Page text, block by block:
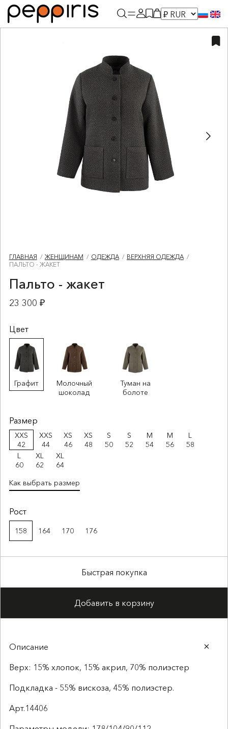
ГЛАВНАЯ ЖЕНЩИНАМ ОДЕЖДА
ВЕРХНЯЯ ОДЕЖДА
ПАЛЬТО - ЖАКЕТ
Пальто - жакет
23 300 ₽
Цвет
Графит
Молочный
шоколад
Туман на
болоте
Размер
XXS
42
XXS
44
XS
46
XS
48
S
50
S
52
M
54
M
56
L
58
L
60
XL
62
XL
64
Как выбрать размер
Рост
158 164 170 176
Быстрая покупка
Добавить в корзину
Описание
Верх: 15% хлопок, 15% акрил, 70% полиэстер
Подкладка - 55% вискоза, 45% полиэстер.
Арт.14406